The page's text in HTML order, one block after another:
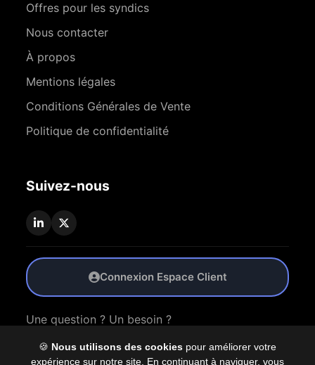
🍪 Nous utilisons des cookies pour améliorer votre
expérience sur notre site. En continuant à naviguer, vous
Offres pour les syndics
Nous contacter
À propos
Mentions légales
Conditions Générales de Vente
Politique de confidentialité
Suivez-nous
Connexion Espace Client
Une question ? Un besoin ?
Nous Contacter